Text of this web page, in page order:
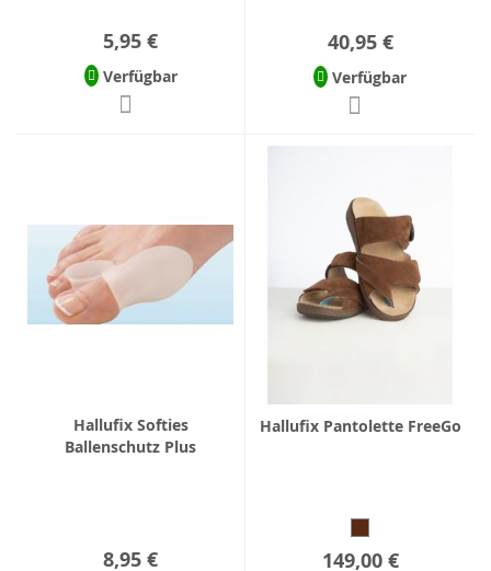
5,95 €
Verfügbar
40,95 €
Verfügbar
Hallufix Softies
Ballenschutz Plus
8,95 €
Hallufix Pantolette FreeGo
149,00 €